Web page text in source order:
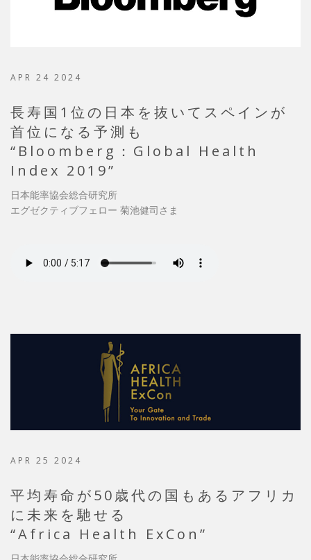
APR 24 2024
長寿国1位の日本を抜いてスペインが
首位になる予測も
“Bloomberg：Global Health
Index 2019”
日本能率協会総合研究所
エグゼクティブフェロー 菊池健司さま
APR 25 2024
平均寿命が50歳代の国もあるアフリカ
に未来を馳せる
“Africa Health ExCon”